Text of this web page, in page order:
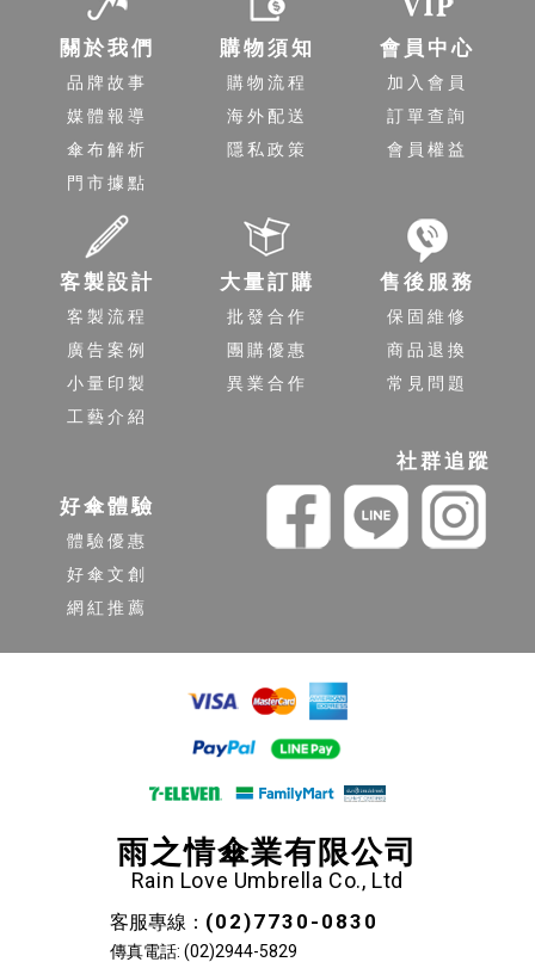
關於我們
品牌故事
媒體報導
傘布解析
門市據點
購物須知
購物流程
海外配送
隱私政策
會員中心
加入會員
訂單查詢
會員權益
客製設計
客製流程
廣告案例
小量印製
工藝介紹
大量訂購
批發合作
團購優惠
異業合作
售後服務
保固維修
商品退換
常見問題
好傘體驗
體驗優惠
好傘文創
網紅推薦
社群追蹤
雨之情傘業有限公司
Rain Love Umbrella Co., Ltd
客服專線： (02)7730-0830
傳真電話: (02)2944-5829